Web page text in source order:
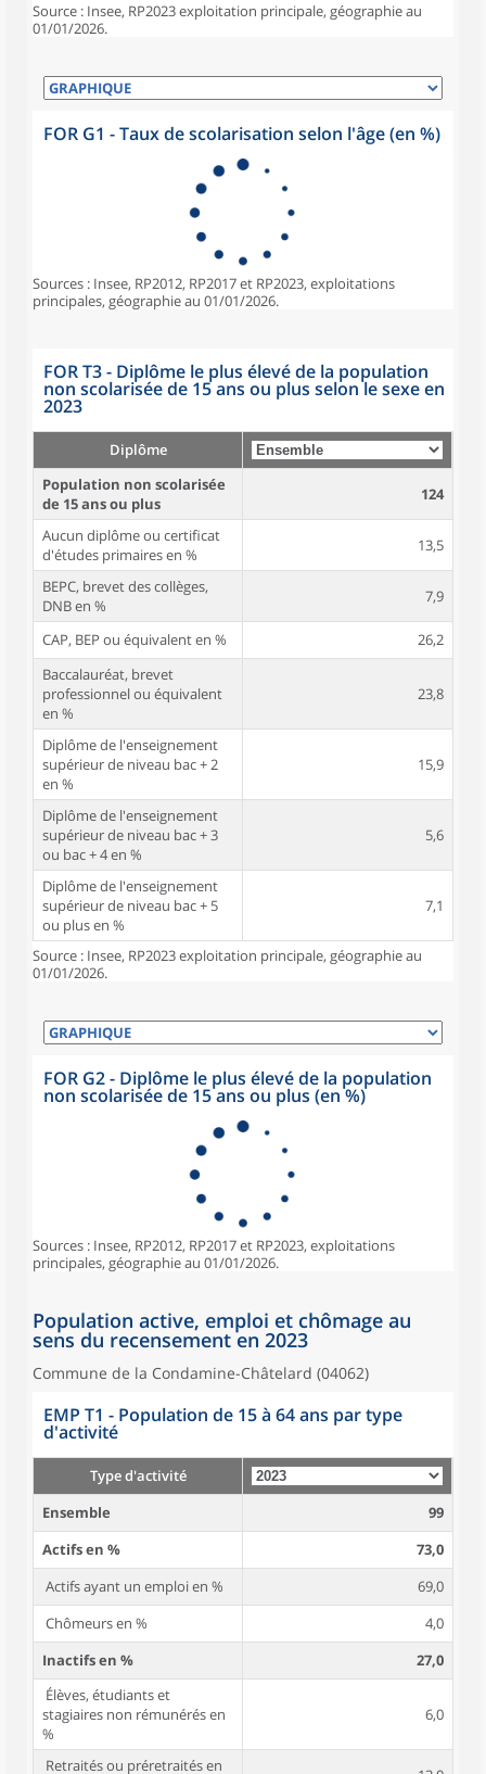
Source : Insee, RP2023 exploitation principale, géographie au
01/01/2026.
FOR G1 - Taux de scolarisation selon l'âge (en %)
Sources : Insee, RP2012, RP2017 et RP2023, exploitations
principales, géographie au 01/01/2026.
FOR T3 - Diplôme le plus élevé de la population
non scolarisée de 15 ans ou plus selon le sexe en
2023
Diplôme
Population non scolarisée
de 15 ans ou plus
124
Aucun diplôme ou certificat
d'études primaires en %
13,5
BEPC, brevet des collèges,
DNB en %
7,9
CAP, BEP ou équivalent en %
26,2
Baccalauréat, brevet
professionnel ou équivalent
en %
23,8
Diplôme de l'enseignement
supérieur de niveau bac + 2
en %
15,9
Diplôme de l'enseignement
supérieur de niveau bac + 3
ou bac + 4 en %
5,6
Diplôme de l'enseignement
supérieur de niveau bac + 5
ou plus en %
7,1
Source : Insee, RP2023 exploitation principale, géographie au
01/01/2026.
FOR G2 - Diplôme le plus élevé de la population
non scolarisée de 15 ans ou plus (en %)
Sources : Insee, RP2012, RP2017 et RP2023, exploitations
principales, géographie au 01/01/2026.
Population active, emploi et chômage au
sens du recensement en 2023
Commune de la Condamine-Châtelard (04062)
EMP T1 - Population de 15 à 64 ans par type
d'activité
Type d'activité
Ensemble
99
Actifs en %
73,0
Actifs ayant un emploi en %
69,0
Chômeurs en %
4,0
Inactifs en %
27,0
Élèves, étudiants et
stagiaires non rémunérés en
%
6,0
Retraités ou préretraités en